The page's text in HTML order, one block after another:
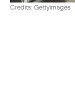
Credits: Gettyimages